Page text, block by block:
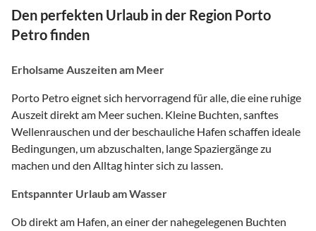
Den perfekten Urlaub in der Region Porto
Petro finden
Erholsame Auszeiten am Meer
Porto Petro eignet sich hervorragend für alle, die eine ruhige
Auszeit direkt am Meer suchen. Kleine Buchten, sanftes
Wellenrauschen und der beschauliche Hafen schaffen ideale
Bedingungen, um abzuschalten, lange Spaziergänge zu
machen und den Alltag hinter sich zu lassen.
Entspannter Urlaub am Wasser
Ob direkt am Hafen, an einer der nahegelegenen Buchten